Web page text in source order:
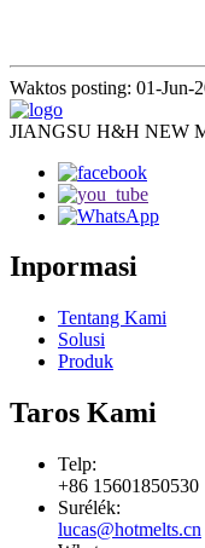
Waktos posting: 01-Jun-
JIANGSU H&H NEW
Inpormasi
Tentang Kami
Solusi
Produk
Taros Kami
Telp:
+86 15601850530
Surélék:
lucas@hotmelts.cn